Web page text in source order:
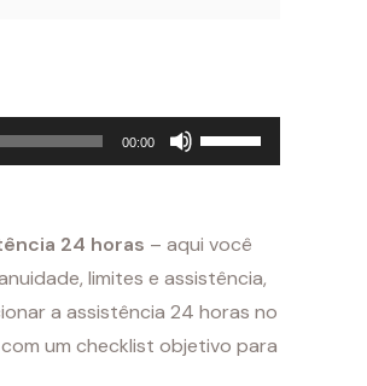
00:00
Use
as
para
cima
ou
para
24 horas – aqui você
limites e assistência,
a assistência 24 horas no
um checklist objetivo para